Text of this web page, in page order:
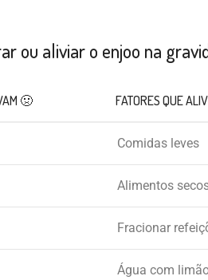
ou aliviar o enjoo na
🤢 FATORES QUE
Comidas leves
Alimentos
Fracionar
Água com